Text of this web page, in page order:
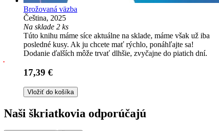
Brožovaná väzba
Čeština, 2025
Na sklade 2 ks
Túto knihu máme síce aktuálne na sklade, máme však už iba
posledné kusy. Ak ju chcete mať rýchlo, ponáhľajte sa!
Dodanie ďalších môže trvať dlhšie, zvyčajne do piatich dní.
17,39 €
Vložiť do košíka
Naši škriatkovia odporúčajú